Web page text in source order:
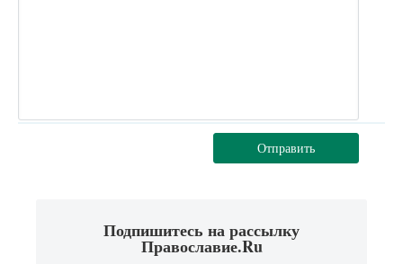
Отправить
Подпишитесь на рассылку
Православие.Ru